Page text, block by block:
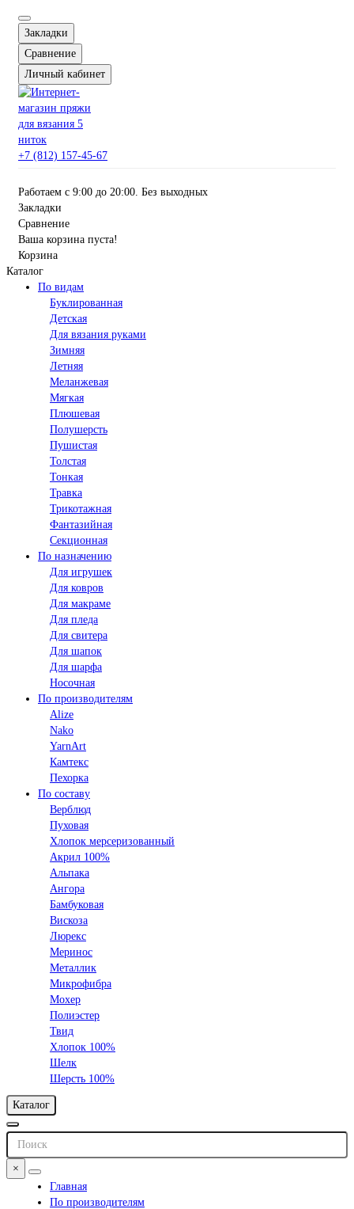
Закладки
Сравнение
Личный кабинет
+7 (812) 157-45-67
Работаем с 9:00 до 20:00. Без выходных
Закладки
Сравнение
Ваша корзина пуста!
Корзина
Каталог
По видам
Буклированная
Детская
Для вязания руками
Зимняя
Летняя
Меланжевая
Мягкая
Плюшевая
Полушерсть
Пушистая
Толстая
Тонкая
Травка
Трикотажная
Фантазийная
Секционная
По назначению
Для игрушек
Для ковров
Для макраме
Для пледа
Для свитера
Для шапок
Для шарфа
Носочная
По производителям
Alize
Nako
YarnArt
Камтекс
Пехорка
По составу
Верблюд
Пуховая
Хлопок мерсеризованный
Акрил 100%
Альпака
Ангора
Бамбуковая
Вискоза
Люрекс
Меринос
Металлик
Микрофибра
Мохер
Полиэстер
Твид
Хлопок 100%
Шелк
Шерсть 100%
Каталог
×
Главная
По производителям